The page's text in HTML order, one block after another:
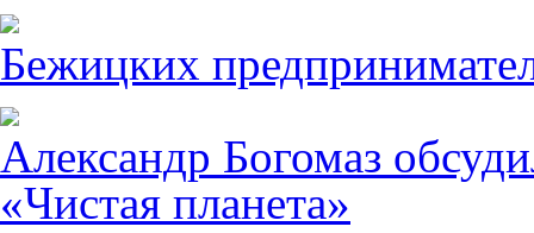
Бежицких
Александр Богомаз
«Чистая планета»